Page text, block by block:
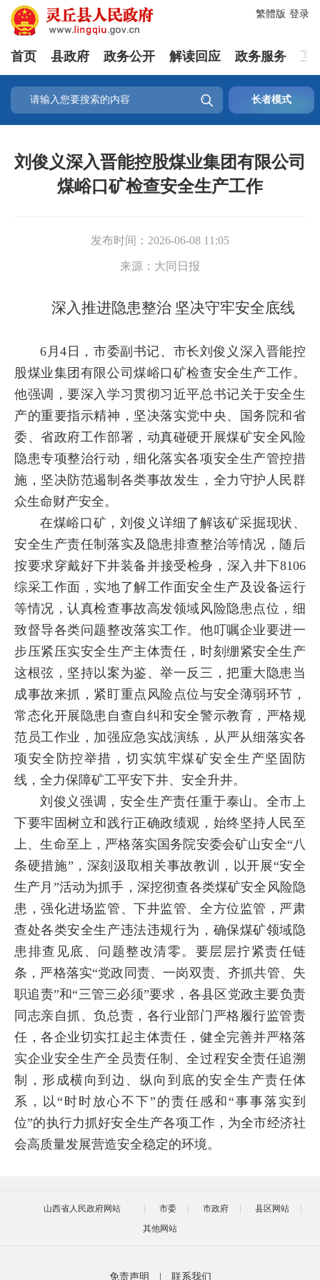
登录
繁體版
首页 县政府 政务公开 解读回应 政务服务 互
 长者模式
刘俊义深入晋能控股煤业集团有限公司
煤峪口矿检查安全生产工作
发布时间： 2026-06-08 11:05
来源： 大同日报
深入推进隐患整治 坚决守牢安全底线
6月4日，市委副书记、市长刘俊义深入晋能控
股煤业集团有限公司煤峪口矿检查安全生产工作。
他强调，要深入学习贯彻习近平总书记关于安全生
产的重要指示精神，坚决落实党中央、国务院和省
委、省政府工作部署，动真碰硬开展煤矿安全风险
隐患专项整治行动，细化落实各项安全生产管控措
施，坚决防范遏制各类事故发生，全力守护人民群
众生命财产安全。
在煤峪口矿，刘俊义详细了解该矿采掘现状、
安全生产责任制落实及隐患排查整治等情况，随后
按要求穿戴好下井装备并接受检身，深入井下8106
综采工作面，实地了解工作面安全生产及设备运行
等情况，认真检查事故高发领域风险隐患点位，细
致督导各类问题整改落实工作。他叮嘱企业要进一
步压紧压实安全生产主体责任，时刻绷紧安全生产
这根弦，坚持以案为鉴、举一反三，把重大隐患当
成事故来抓，紧盯重点风险点位与安全薄弱环节，
常态化开展隐患自查自纠和安全警示教育，严格规
范员工作业，加强应急实战演练，从严从细落实各
项安全防控举措，切实筑牢煤矿安全生产坚固防
线，全力保障矿工平安下井、安全升井。
刘俊义强调，安全生产责任重于泰山。全市上
下要牢固树立和践行正确政绩观，始终坚持人民至
上、生命至上，严格落实国务院安委会矿山安全“八
条硬措施”，深刻汲取相关事故教训，以开展“安全
生产月”活动为抓手，深挖彻查各类煤矿安全风险隐
患，强化进场监管、下井监管、全方位监管，严肃
查处各类安全生产违法违规行为，确保煤矿领域隐
患排查见底、问题整改清零。要层层拧紧责任链
条，严格落实“党政同责、一岗双责、齐抓共管、失
职追责”和“三管三必须”要求，各县区党政主要负责
同志亲自抓、负总责，各行业部门严格履行监管责
任，各企业切实扛起主体责任，健全完善并严格落
实企业安全生产全员责任制、全过程安全责任追溯
制，形成横向到边、纵向到底的安全生产责任体
系，以“时时放心不下”的责任感和“事事落实到
位”的执行力抓好安全生产各项工作，为全市经济社
会高质量发展营造安全稳定的环境。
山西省人民政府网站 市委 市政府
县区网站
其他网站
免责声明 联系我们